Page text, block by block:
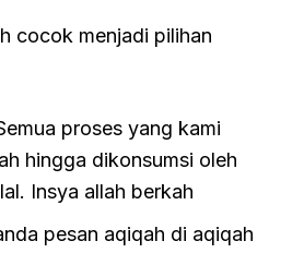
cocok menjadi pilihan
proses yang kami
hingga dikonsumsi oleh
Insya allah berkah
pesan aqiqah di aqiqah